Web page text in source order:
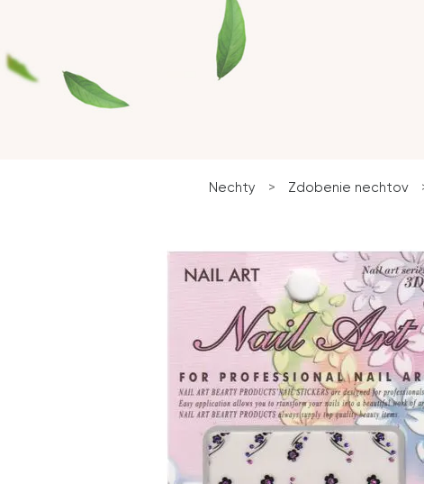
Nechty > Zdobenie nechtov